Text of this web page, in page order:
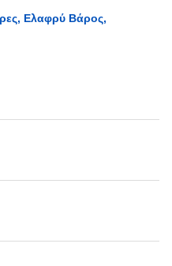
Ελαφρύ Βάρος,